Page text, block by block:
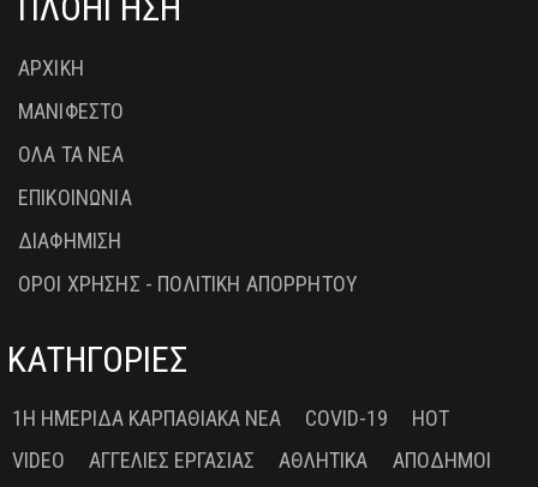
ΑΡΧΙΚΗ
ΜΑΝΙΦΕΣΤΟ
ΟΛΑ ΤΑ ΝΕΑ
ΕΠΙΚΟΙΝΩΝΙΑ
ΔΙΑΦΗΜΙΣΗ
ΟΡΟΙ ΧΡΗΣΗΣ - ΠΟΛΙΤΙΚΗ ΑΠΟΡΡΗΤΟΥ
ΚΑΤΗΓΟΡΙΕΣ
1Η ΗΜΕΡΊΔΑ ΚΑΡΠΑΘΙΑΚΆ ΝΈΑ COVID-19
HOT
VIDEO
ΑΓΓΕΛΊΕΣ ΕΡΓΑΣΊΑΣ ΑΘΛΗΤΙΚΆ
ΑΠΌΔΗΜΟΙ